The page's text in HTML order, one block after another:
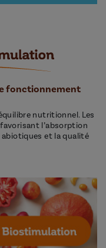
fonctionnement
nutritionnel. Les
l’absorption
et la qualité